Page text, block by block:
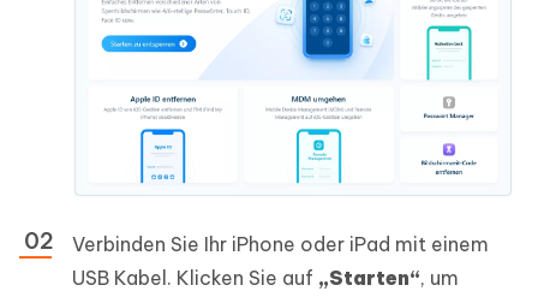
Verbinden Sie Ihr iPhone oder iPad mit einem
USB Kabel. Klicken Sie auf „Starten“, um